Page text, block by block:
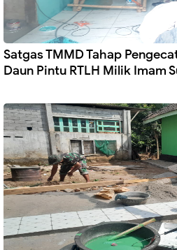
Satgas TMMD Tahap
Daun Pintu RTLH Milik Imam